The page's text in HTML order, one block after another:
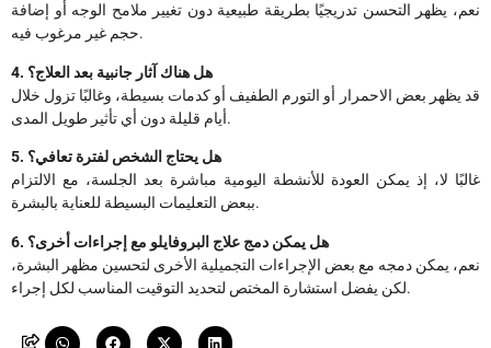
نعم، يظهر التحسن تدريجيًا بطريقة طبيعية دون تغيير ملامح الوجه أو إضافة
حجم غير مرغوب فيه.
4. هل هناك آثار جانبية بعد العلاج؟
قد يظهر بعض الاحمرار أو التورم الطفيف أو كدمات بسيطة، وغالبًا تزول خلال
أيام قليلة دون أي تأثير طويل المدى.
5. هل يحتاج الشخص لفترة تعافي؟
غالبًا لا، إذ يمكن العودة للأنشطة اليومية مباشرة بعد الجلسة، مع الالتزام
ببعض التعليمات البسيطة للعناية بالبشرة.
6. هل يمكن دمج علاج البروفايلو مع إجراءات أخرى؟
نعم، يمكن دمجه مع بعض الإجراءات التجميلية الأخرى لتحسين مظهر البشرة،
لكن يفضل استشارة المختص لتحديد التوقيت المناسب لكل إجراء.